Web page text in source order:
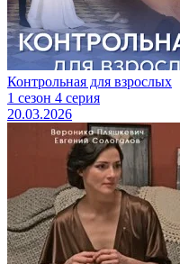
Контрольная для взрослых
1 сезон 4 серия
20.03.2026